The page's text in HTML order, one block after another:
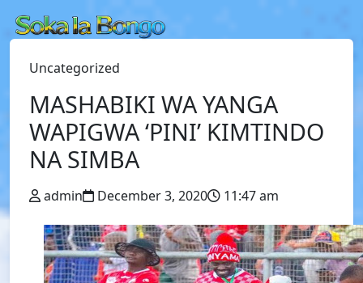
Uncategorized
MASHABIKI WA YANGA
WAPIGWA ‘PINI’ KIMTINDO
NA SIMBA
admin December 3, 2020 11:47 am